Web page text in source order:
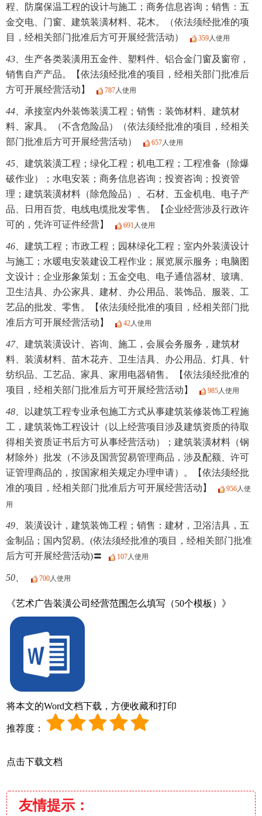
程、防腐保温工程的设计与施工；商务信息咨询；销售：五
金交电、门窗、建筑装潢材料、花木。（依法须经批准的项
目，经相关部门批准后方可开展经营活动）
359人使用
43、 生产各类装潢用五金件、塑料件、铝合金门窗及窗帘，
销售自产产品。【依法须经批准的项目，经相关部门批准后
方可开展经营活动】
787人使用
44、 承接室内外装饰装潢工程；销售：装饰材料、建筑材
料、家具。（不含危险品）（依法须经批准的项目，经相关
部门批准后方可开展经营活动）
657人使用
45、 建筑装潢工程；绿化工程；机电工程；工程准备（除爆
破作业）；水电安装；商务信息咨询；投资咨询；投资管
理；建筑装潢材料（除危险品）、石材、五金机电、电子产
品、日用百货、电线电缆批发零售。【企业经营涉及行政许
可的，凭许可证件经营】
691人使用
46、 建筑工程；市政工程；园林绿化工程；室内外装潢设计
与施工；水暖电安装建设工程作业；展览展示服务；电脑图
文设计；企业形象策划；五金交电、电子通信器材、玻璃、
卫生洁具、办公家具、建材、办公用品、装饰品、服装、工
艺品的批发、零售。【依法须经批准的项目，经相关部门批
准后方可开展经营活动】
42人使用
47、 建筑装潢设计、咨询、施工，会展会务服务，建筑材
料、装潢材料、苗木花卉、卫生洁具、办公用品、灯具、针
纺织品、工艺品、家具、家用电器销售。【依法须经批准的
项目，经相关部门批准后方可开展经营活动】
985人使用
48、
以建筑工程专业承包施工方式从事建筑装修装饰工程施
工，建筑装饰工程设计（以上经营项目涉及建筑资质的待取
得相关资质证书后方可从事经营活动）；建筑装潢材料（钢
材除外）批发（不涉及国营贸易管理商品，涉及配额、许可
证管理商品的，按国家相关规定办理申请）。【依法须经批
准的项目，经相关部门批准后方可开展经营活动】
956人使
用
49、 装潢设计，建筑装饰工程；销售：建材，卫浴洁具，五
金制品；国内贸易。(依法须经批准的项目，经相关部门批准
后方可开展经营活动)〓
107人使用
50、 700人使用
《艺术广告装潢公司经营范围怎么填写（50个模板）》
将本文的Word文档下载，方便收藏和打印
推荐度：
点击下载文档
友情提示：